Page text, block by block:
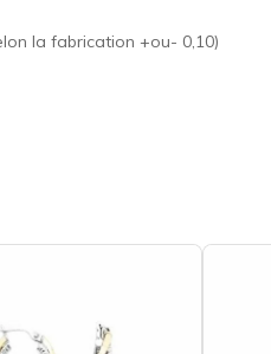
la fabrication +ou- 0,10)